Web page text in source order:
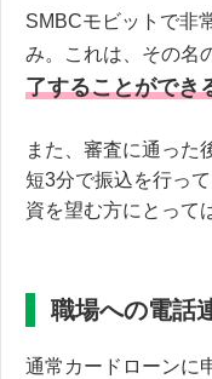
SMBCモビットで非
み。これは、その名
了することができ
また、審査に通った
短3分で振込を行っ
資を望む方にとって
職場への電話
通常カードローンに